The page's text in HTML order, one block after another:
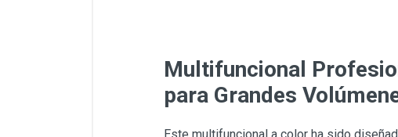
Multifuncional
para Grandes